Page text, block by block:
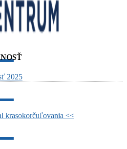
2025
krasokorčuľovania <<